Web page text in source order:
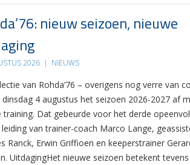
nieuw seizoen, nieuwe
2026 | NIEUWS
van Rohda’76 – overigens nog verre van
4 augustus het seizoen 2026-2027 af
training. Dat gebeurde voor het derde
van trainer-coach Marco Lange,
Ranck, Erwin Griffioen en keeperstrainer
UitdagingHet nieuwe seizoen betekent